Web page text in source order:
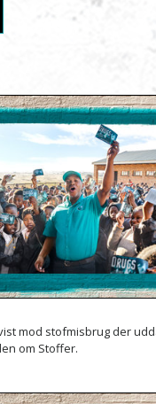
mod stofmisbrug der
om Stoffer.